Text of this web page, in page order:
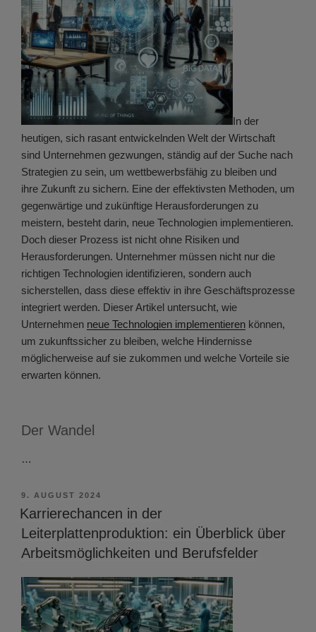
In der
heutigen, sich rasant entwickelnden Welt der Wirtschaft
sind Unternehmen gezwungen, ständig auf der Suche nach
Strategien zu sein, um wettbewerbsfähig zu bleiben und
ihre Zukunft zu sichern. Eine der effektivsten Methoden, um
gegenwärtige und zukünftige Herausforderungen zu
meistern, besteht darin, neue Technologien implementieren.
Doch dieser Prozess ist nicht ohne Risiken und
Herausforderungen. Unternehmer müssen nicht nur die
richtigen Technologien identifizieren, sondern auch
sicherstellen, dass diese effektiv in ihre Geschäftsprozesse
integriert werden. Dieser Artikel untersucht, wie
Unternehmen neue Technologien implementieren können,
um zukunftssicher zu bleiben, welche Hindernisse
möglicherweise auf sie zukommen und welche Vorteile sie
erwarten können.
Der Wandel
…
VERÖFFENTLICHT
AM
9. AUGUST 2024
Karrierechancen in der
Leiterplattenproduktion: ein Überblick über
Arbeitsmöglichkeiten und Berufsfelder